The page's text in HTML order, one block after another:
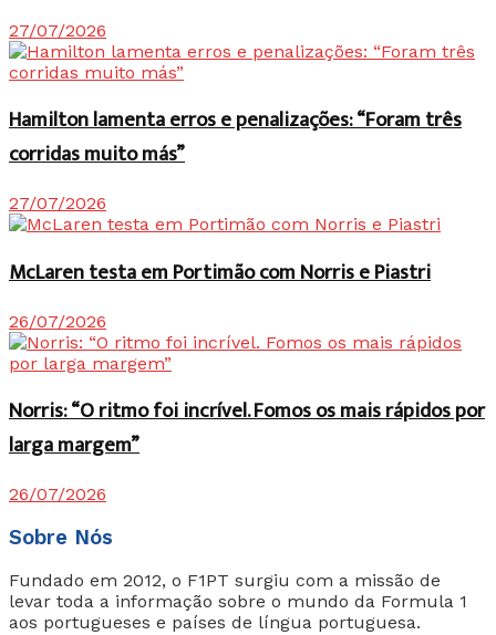
27/07/2026
Hamilton lamenta erros e penalizações: “Foram três
corridas muito más”
27/07/2026
McLaren testa em Portimão com Norris e Piastri
26/07/2026
Norris: “O ritmo foi incrível. Fomos os mais rápidos por
larga margem”
26/07/2026
Sobre Nós
Fundado em 2012, o F1PT surgiu com a missão de
levar toda a informação sobre o mundo da Formula 1
aos portugueses e países de língua portuguesa.